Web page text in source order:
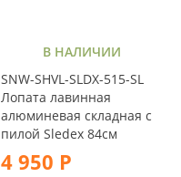
В НАЛИЧИИ
SNW-SHVL-SLDX-515-SL
Лопата лавинная
алюминевая складная с
пилой Sledex 84см
4 950 Р